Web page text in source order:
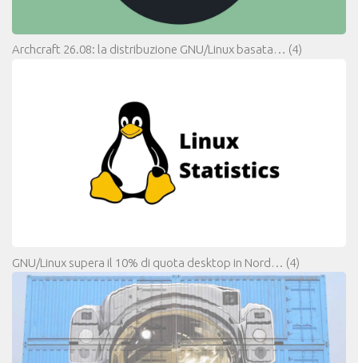
Archcraft 26.08: la distribuzione GNU/Linux basata… (4)
GNU/Linux supera il 10% di quota desktop in Nord… (4)